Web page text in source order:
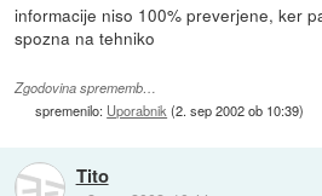
informacije niso 100% preverjene, ker
spozna na tehniko
Zgodovina sprememb…
spremenilo: Uporabnik (2. sep 2002 ob 10:39)
Tito